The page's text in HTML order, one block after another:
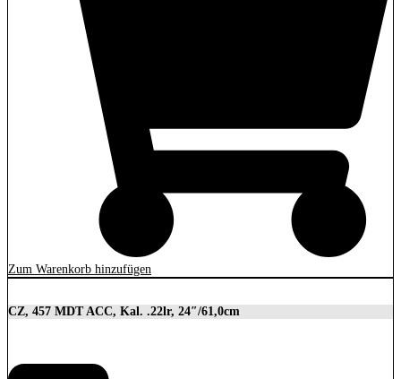
Zum Warenkorb hinzufügen
CZ, 457 MDT ACC, Kal. .22lr, 24″/61,0cm